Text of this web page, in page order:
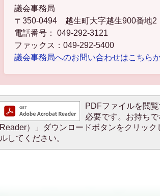
議会事務局
〒350-0494 越生町大字越生900番地2
電話番号： 049-292-3121
ファックス：049-292-5400
議会事務局へのお問い合わせはこちら
PDFファイルを閲
必要です。お持ち
Reader）」ダウンロードボタンをクリッ
ルしてください。